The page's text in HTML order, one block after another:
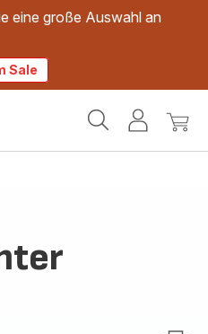
eine große Auswahl an
Sale
Mein
Mein